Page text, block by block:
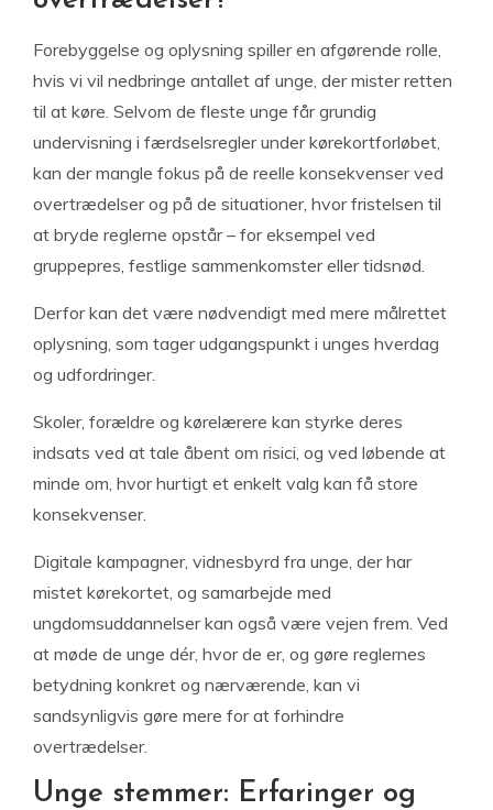
Forebyggelse og oplysning spiller en afgørende rolle,
hvis vi vil nedbringe antallet af unge, der mister retten
til at køre. Selvom de fleste unge får grundig
undervisning i færdselsregler under kørekortforløbet,
kan der mangle fokus på de reelle konsekvenser ved
overtrædelser og på de situationer, hvor fristelsen til
at bryde reglerne opstår – for eksempel ved
gruppepres, festlige sammenkomster eller tidsnød.
Derfor kan det være nødvendigt med mere målrettet
oplysning, som tager udgangspunkt i unges hverdag
og udfordringer.
Skoler, forældre og kørelærere kan styrke deres
indsats ved at tale åbent om risici, og ved løbende at
minde om, hvor hurtigt et enkelt valg kan få store
konsekvenser.
Digitale kampagner, vidnesbyrd fra unge, der har
mistet kørekortet, og samarbejde med
ungdomsuddannelser kan også være vejen frem. Ved
at møde de unge dér, hvor de er, og gøre reglernes
betydning konkret og nærværende, kan vi
sandsynligvis gøre mere for at forhindre
overtrædelser.
Unge stemmer: Erfaringer og